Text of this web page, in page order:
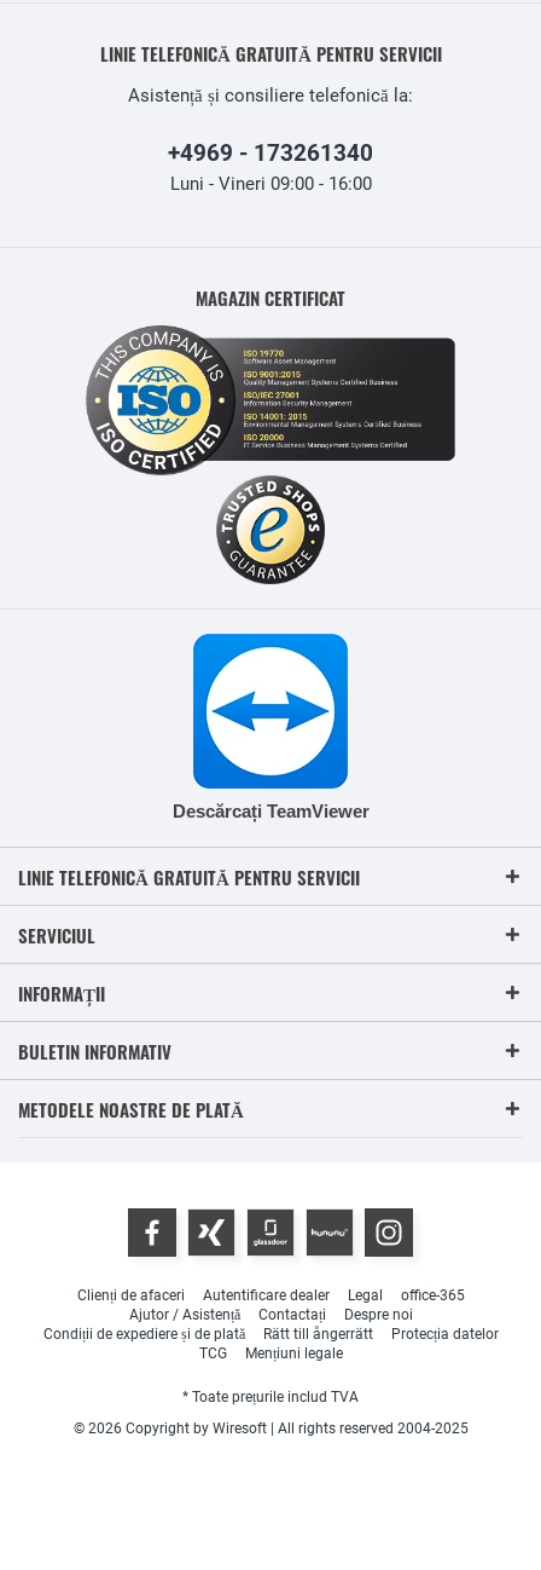
LINIE TELEFONICĂ GRATUITĂ PENTRU SERVICII
Asistență și consiliere telefonică la:
+4969 - 173261340
Luni - Vineri 09:00 - 16:00
MAGAZIN CERTIFICAT
Descărcați TeamViewer
LINIE TELEFONICĂ GRATUITĂ PENTRU SERVICII
SERVICIUL
INFORMAȚII
BULETIN INFORMATIV
METODELE NOASTRE DE PLATĂ
Clienți de afaceri Autentificare dealer Legal
office-365
Ajutor / Asistență
Contactați
Despre noi
Condiții de expediere și de plată
Rätt till ångerrätt
Protecția datelor
TCG
Mențiuni legale
* Toate prețurile includ TVA
© 2026 Copyright by Wiresoft | All rights reserved 2004-2025